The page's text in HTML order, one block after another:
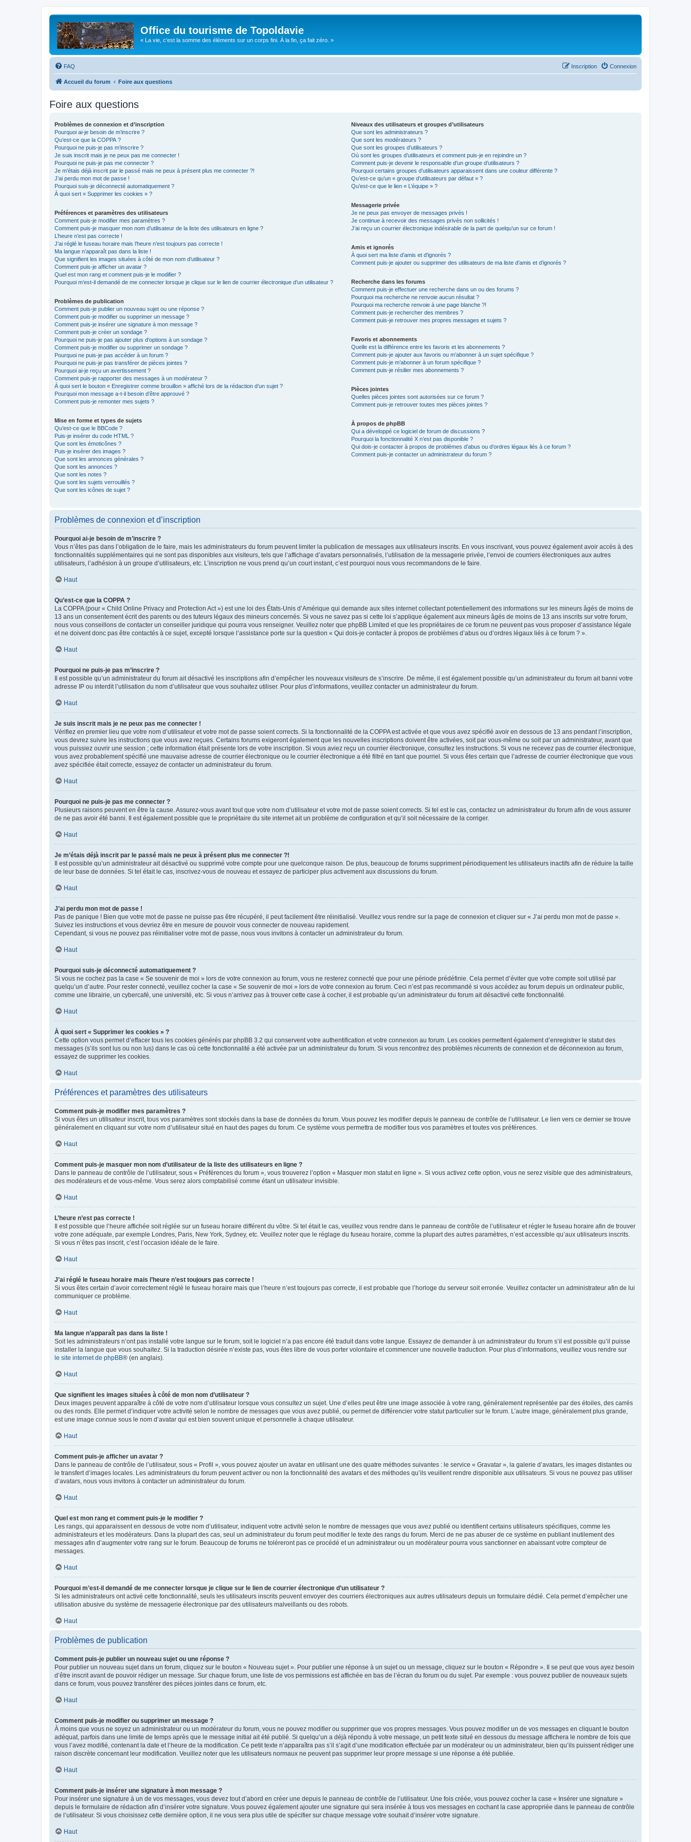
Office du tourisme de Topoldavie
« La vie, c'est la somme des éléments sur un corps fini. À la fin, ça fait zéro. »
FAQ Connexion
Inscription
Accueil du forum Foire aux questions
Foire aux questions
Problèmes de connexion et d’inscription
Pourquoi ai-je besoin de m’inscrire ?
Qu’est-ce que la COPPA ?
Pourquoi ne puis-je pas m’inscrire ?
Je suis inscrit mais je ne peux pas me connecter !
Pourquoi ne puis-je pas me connecter ?
Je m’étais déjà inscrit par le passé mais ne peux à présent plus me connecter ?!
J’ai perdu mon mot de passe !
Pourquoi suis-je déconnecté automatiquement ?
À quoi sert « Supprimer les cookies » ?
Préférences et paramètres des utilisateurs
Comment puis-je modifier mes paramètres ?
Comment puis-je masquer mon nom d’utilisateur de la liste des utilisateurs en ligne ?
L’heure n’est pas correcte !
J’ai réglé le fuseau horaire mais l’heure n’est toujours pas correcte !
Ma langue n’apparaît pas dans la liste !
Que signifient les images situées à côté de mon nom d’utilisateur ?
Comment puis-je afficher un avatar ?
Quel est mon rang et comment puis-je le modifier ?
Pourquoi m’est-il demandé de me connecter lorsque je clique sur le lien de courrier électronique d’un utilisateur ?
Problèmes de publication
Comment puis-je publier un nouveau sujet ou une réponse ?
Comment puis-je modifier ou supprimer un message ?
Comment puis-je insérer une signature à mon message ?
Comment puis-je créer un sondage ?
Pourquoi ne puis-je pas ajouter plus d’options à un sondage ?
Comment puis-je modifier ou supprimer un sondage ?
Pourquoi ne puis-je pas accéder à un forum ?
Pourquoi ne puis-je pas transférer de pièces jointes ?
Pourquoi ai-je reçu un avertissement ?
Comment puis-je rapporter des messages à un modérateur ?
À quoi sert le bouton « Enregistrer comme brouillon » affiché lors de la rédaction d’un sujet ?
Pourquoi mon message a-t-il besoin d’être approuvé ?
Comment puis-je remonter mes sujets ?
Mise en forme et types de sujets
Qu’est-ce que le BBCode ?
Puis-je insérer du code HTML ?
Que sont les émoticônes ?
Puis-je insérer des images ?
Que sont les annonces générales ?
Que sont les annonces ?
Que sont les notes ?
Que sont les sujets verrouillés ?
Que sont les icônes de sujet ?
Niveaux des utilisateurs et groupes d’utilisateurs
Que sont les administrateurs ?
Que sont les modérateurs ?
Que sont les groupes d’utilisateurs ?
Où sont les groupes d’utilisateurs et comment puis-je en rejoindre un ?
Comment puis-je devenir le responsable d’un groupe d’utilisateurs ?
Pourquoi certains groupes d’utilisateurs apparaissent dans une couleur différente ?
Qu’est-ce qu’un « groupe d’utilisateurs par défaut » ?
Qu’est-ce que le lien « L’équipe » ?
Messagerie privée
Je ne peux pas envoyer de messages privés !
Je continue à recevoir des messages privés non sollicités !
J’ai reçu un courrier électronique indésirable de la part de quelqu’un sur ce forum !
Amis et ignorés
À quoi sert ma liste d’amis et d’ignorés ?
Comment puis-je ajouter ou supprimer des utilisateurs de ma liste d’amis et d’ignorés ?
Recherche dans les forums
Comment puis-je effectuer une recherche dans un ou des forums ?
Pourquoi ma recherche ne renvoie aucun résultat ?
Pourquoi ma recherche renvoie à une page blanche ?!
Comment puis-je rechercher des membres ?
Comment puis-je retrouver mes propres messages et sujets ?
Favoris et abonnements
Quelle est la différence entre les favoris et les abonnements ?
Comment puis-je ajouter aux favoris ou m’abonner à un sujet spécifique ?
Comment puis-je m’abonner à un forum spécifique ?
Comment puis-je résilier mes abonnements ?
Pièces jointes
Quelles pièces jointes sont autorisées sur ce forum ?
Comment puis-je retrouver toutes mes pièces jointes ?
À propos de phpBB
Qui a développé ce logiciel de forum de discussions ?
Pourquoi la fonctionnalité X n’est pas disponible ?
Qui dois-je contacter à propos de problèmes d’abus ou d’ordres légaux liés à ce forum ?
Comment puis-je contacter un administrateur du forum ?
Problèmes de connexion et d’inscription
Pourquoi ai-je besoin de m’inscrire ?
Vous n’êtes pas dans l’obligation de le faire, mais les administrateurs du forum peuvent limiter la publication de messages aux utilisateurs inscrits. En vous inscrivant, vous pouvez également avoir accès à des
fonctionnalités supplémentaires qui ne sont pas disponibles aux visiteurs, tels que l’affichage d’avatars personnalisés, l’utilisation de la messagerie privée, l’envoi de courriers électroniques aux autres
utilisateurs, l’adhésion à un groupe d’utilisateurs, etc. L’inscription ne vous prend qu’un court instant, c’est pourquoi nous vous recommandons de le faire.
Haut
Qu’est-ce que la COPPA ?
La COPPA (pour « Child Online Privacy and Protection Act ») est une loi des États-Unis d’Amérique qui demande aux sites internet collectant potentiellement des informations sur les mineurs âgés de moins de
13 ans un consentement écrit des parents ou des tuteurs légaux des mineurs concernés. Si vous ne savez pas si cette loi s’applique également aux mineurs âgés de moins de 13 ans inscrits sur votre forum,
nous vous conseillons de contacter un conseiller juridique qui pourra vous renseigner. Veuillez noter que phpBB Limited et que les propriétaires de ce forum ne peuvent pas vous proposer d’assistance légale
et ne doivent donc pas être contactés à ce sujet, excepté lorsque l’assistance porte sur la question « Qui dois-je contacter à propos de problèmes d’abus ou d’ordres légaux liés à ce forum ? ».
Haut
Pourquoi ne puis-je pas m’inscrire ?
Il est possible qu’un administrateur du forum ait désactivé les inscriptions afin d’empêcher les nouveaux visiteurs de s’inscrire. De même, il est également possible qu’un administrateur du forum ait banni votre
adresse IP ou interdit l’utilisation du nom d’utilisateur que vous souhaitez utiliser. Pour plus d’informations, veuillez contacter un administrateur du forum.
Haut
Je suis inscrit mais je ne peux pas me connecter !
Vérifiez en premier lieu que votre nom d’utilisateur et votre mot de passe soient corrects. Si la fonctionnalité de la COPPA est activée et que vous avez spécifié avoir en dessous de 13 ans pendant l’inscription,
vous devrez suivre les instructions que vous avez reçues. Certains forums exigeront également que les nouvelles inscriptions doivent être activées, soit par vous-même ou soit par un administrateur, avant que
vous puissiez ouvrir une session ; cette information était présente lors de votre inscription. Si vous aviez reçu un courrier électronique, consultez les instructions. Si vous ne recevez pas de courrier électronique,
vous avez probablement spécifié une mauvaise adresse de courrier électronique ou le courrier électronique a été filtré en tant que pourriel. Si vous êtes certain que l’adresse de courrier électronique que vous
avez spécifiée était correcte, essayez de contacter un administrateur du forum.
Haut
Pourquoi ne puis-je pas me connecter ?
Plusieurs raisons peuvent en être la cause. Assurez-vous avant tout que votre nom d’utilisateur et votre mot de passe soient corrects. Si tel est le cas, contactez un administrateur du forum afin de vous assurer
de ne pas avoir été banni. Il est également possible que le propriétaire du site internet ait un problème de configuration et qu’il soit nécessaire de la corriger.
Haut
Je m’étais déjà inscrit par le passé mais ne peux à présent plus me connecter ?!
Il est possible qu’un administrateur ait désactivé ou supprimé votre compte pour une quelconque raison. De plus, beaucoup de forums suppriment périodiquement les utilisateurs inactifs afin de réduire la taille
de leur base de données. Si tel était le cas, inscrivez-vous de nouveau et essayez de participer plus activement aux discussions du forum.
Haut
J’ai perdu mon mot de passe !
Pas de panique ! Bien que votre mot de passe ne puisse pas être récupéré, il peut facilement être réinitialisé. Veuillez vous rendre sur la page de connexion et cliquer sur « J’ai perdu mon mot de passe ».
Suivez les instructions et vous devriez être en mesure de pouvoir vous connecter de nouveau rapidement.
Cependant, si vous ne pouvez pas réinitialiser votre mot de passe, nous vous invitons à contacter un administrateur du forum.
Haut
Pourquoi suis-je déconnecté automatiquement ?
Si vous ne cochez pas la case « Se souvenir de moi » lors de votre connexion au forum, vous ne resterez connecté que pour une période prédéfinie. Cela permet d’éviter que votre compte soit utilisé par
quelqu’un d’autre. Pour rester connecté, veuillez cocher la case « Se souvenir de moi » lors de votre connexion au forum. Ceci n’est pas recommandé si vous accédez au forum depuis un ordinateur public,
comme une librairie, un cybercafé, une université, etc. Si vous n’arrivez pas à trouver cette case à cocher, il est probable qu’un administrateur du forum ait désactivé cette fonctionnalité.
Haut
À quoi sert « Supprimer les cookies » ?
Cette option vous permet d’effacer tous les cookies générés par phpBB 3.2 qui conservent votre authentification et votre connexion au forum. Les cookies permettent également d’enregistrer le statut des
messages (s’ils sont lus ou non lus) dans le cas où cette fonctionnalité a été activée par un administrateur du forum. Si vous rencontrez des problèmes récurrents de connexion et de déconnexion au forum,
essayez de supprimer les cookies.
Haut
Préférences et paramètres des utilisateurs
Comment puis-je modifier mes paramètres ?
Si vous êtes un utilisateur inscrit, tous vos paramètres sont stockés dans la base de données du forum. Vous pouvez les modifier depuis le panneau de contrôle de l’utilisateur. Le lien vers ce dernier se trouve
généralement en cliquant sur votre nom d’utilisateur situé en haut des pages du forum. Ce système vous permettra de modifier tous vos paramètres et toutes vos préférences.
Haut
Comment puis-je masquer mon nom d’utilisateur de la liste des utilisateurs en ligne ?
Dans le panneau de contrôle de l’utilisateur, sous « Préférences du forum », vous trouverez l’option « Masquer mon statut en ligne ». Si vous activez cette option, vous ne serez visible que des administrateurs,
des modérateurs et de vous-même. Vous serez alors comptabilisé comme étant un utilisateur invisible.
Haut
L’heure n’est pas correcte !
Il est possible que l’heure affichée soit réglée sur un fuseau horaire différent du vôtre. Si tel était le cas, veuillez vous rendre dans le panneau de contrôle de l’utilisateur et régler le fuseau horaire afin de trouver
votre zone adéquate, par exemple Londres, Paris, New York, Sydney, etc. Veuillez noter que le réglage du fuseau horaire, comme la plupart des autres paramètres, n’est accessible qu’aux utilisateurs inscrits.
Si vous n’êtes pas inscrit, c’est l’occasion idéale de le faire.
Haut
J’ai réglé le fuseau horaire mais l’heure n’est toujours pas correcte !
Si vous êtes certain d’avoir correctement réglé le fuseau horaire mais que l’heure n’est toujours pas correcte, il est probable que l’horloge du serveur soit erronée. Veuillez contacter un administrateur afin de lui
communiquer ce problème.
Haut
Ma langue n’apparaît pas dans la liste !
Soit les administrateurs n’ont pas installé votre langue sur le forum, soit le logiciel n’a pas encore été traduit dans votre langue. Essayez de demander à un administrateur du forum s’il est possible qu’il puisse
installer la langue que vous souhaitez. Si la traduction désirée n’existe pas, vous êtes libre de vous porter volontaire et commencer une nouvelle traduction. Pour plus d’informations, veuillez vous rendre sur
le site internet de phpBB® (en anglais).
Haut
Que signifient les images situées à côté de mon nom d’utilisateur ?
Deux images peuvent apparaître à côté de votre nom d’utilisateur lorsque vous consultez un sujet. Une d’elles peut être une image associée à votre rang, généralement représentée par des étoiles, des carrés
ou des ronds. Elle permet d’indiquer votre activité selon le nombre de messages que vous avez publié, ou permet de différencier votre statut particulier sur le forum. L’autre image, généralement plus grande,
est une image connue sous le nom d’avatar qui est bien souvent unique et personnelle à chaque utilisateur.
Haut
Comment puis-je afficher un avatar ?
Dans le panneau de contrôle de l’utilisateur, sous « Profil », vous pouvez ajouter un avatar en utilisant une des quatre méthodes suivantes : le service « Gravatar », la galerie d’avatars, les images distantes ou
le transfert d’images locales. Les administrateurs du forum peuvent activer ou non la fonctionnalité des avatars et des méthodes qu’ils veuillent rendre disponible aux utilisateurs. Si vous ne pouvez pas utiliser
d’avatars, nous vous invitons à contacter un administrateur du forum.
Haut
Quel est mon rang et comment puis-je le modifier ?
Les rangs, qui apparaissent en dessous de votre nom d’utilisateur, indiquent votre activité selon le nombre de messages que vous avez publié ou identifient certains utilisateurs spécifiques, comme les
administrateurs et les modérateurs. Dans la plupart des cas, seul un administrateur du forum peut modifier le texte des rangs du forum. Merci de ne pas abuser de ce système en publiant inutilement des
messages afin d’augmenter votre rang sur le forum. Beaucoup de forums ne toléreront pas ce procédé et un administrateur ou un modérateur pourra vous sanctionner en abaissant votre compteur de
messages.
Haut
Pourquoi m’est-il demandé de me connecter lorsque je clique sur le lien de courrier électronique d’un utilisateur ?
Si les administrateurs ont activé cette fonctionnalité, seuls les utilisateurs inscrits peuvent envoyer des courriers électroniques aux autres utilisateurs depuis un formulaire dédié. Cela permet d’empêcher une
utilisation abusive du système de messagerie électronique par des utilisateurs malveillants ou des robots.
Haut
Problèmes de publication
Comment puis-je publier un nouveau sujet ou une réponse ?
Pour publier un nouveau sujet dans un forum, cliquez sur le bouton « Nouveau sujet ». Pour publier une réponse à un sujet ou un message, cliquez sur le bouton « Répondre ». Il se peut que vous ayez besoin
d’être inscrit avant de pouvoir rédiger un message. Sur chaque forum, une liste de vos permissions est affichée en bas de l’écran du forum ou du sujet. Par exemple : vous pouvez publier de nouveaux sujets
dans ce forum, vous pouvez transférer des pièces jointes dans ce forum, etc.
Haut
Comment puis-je modifier ou supprimer un message ?
À moins que vous ne soyez un administrateur ou un modérateur du forum, vous ne pouvez modifier ou supprimer que vos propres messages. Vous pouvez modifier un de vos messages en cliquant le bouton
adéquat, parfois dans une limite de temps après que le message initial ait été publié. Si quelqu’un a déjà répondu à votre message, un petit texte situé en dessous du message affichera le nombre de fois que
vous l’avez modifié, contenant la date et l’heure de la modification. Ce petit texte n’apparaîtra pas s’il s’agit d’une modification effectuée par un modérateur ou un administrateur, bien qu’ils puissent rédiger une
raison discrète concernant leur modification. Veuillez noter que les utilisateurs normaux ne peuvent pas supprimer leur propre message si une réponse a été publiée.
Haut
Comment puis-je insérer une signature à mon message ?
Pour insérer une signature à un de vos messages, vous devez tout d’abord en créer une depuis le panneau de contrôle de l’utilisateur. Une fois créée, vous pouvez cocher la case « Insérer une signature »
depuis le formulaire de rédaction afin d’insérer votre signature. Vous pouvez également ajouter une signature qui sera insérée à tous vos messages en cochant la case appropriée dans le panneau de contrôle
de l’utilisateur. Si vous choisissez cette dernière option, il ne vous sera plus utile de spécifier sur chaque message votre souhait d’insérer votre signature.
Haut